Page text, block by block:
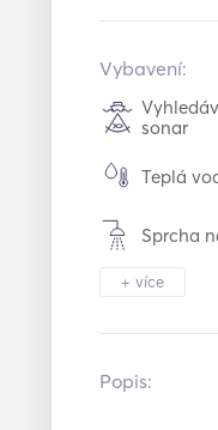
Vybavení:
sonar
Teplá
Sprcha
Tender /
+ více
Popis: